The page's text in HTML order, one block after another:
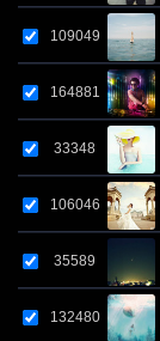
109049
164881
33348
106046
35589
132480